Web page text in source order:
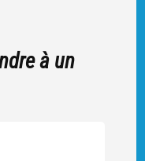
à un